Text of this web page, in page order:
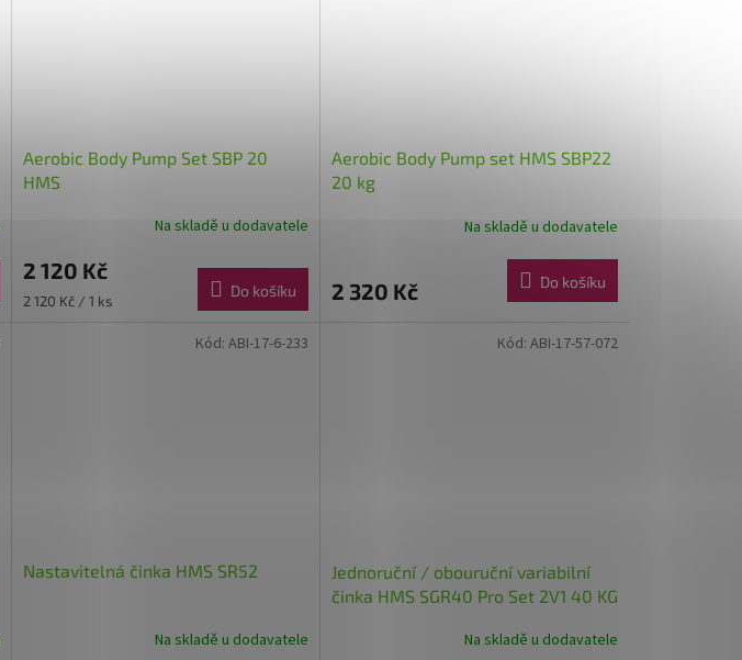
Aerobic Body Pump Set SBP 20
HMS
Na skladě u dodavatele
2 120 Kč
Měrná
2 120 Kč / 1 ks
Do košíku
Aerobic Body Pump set HMS SBP22
20 kg
Na skladě u dodavatele
2 320 Kč Do košíku
Nastavitelná činka HMS SR52
Na skladě u dodavatele
Kód: ABI-17-6-233
Jednoruční / obouruční variabilní
činka HMS SGR40 Pro Set 2V1 40 KG
Na skladě u dodavatele
Kód: ABI-17-57-072